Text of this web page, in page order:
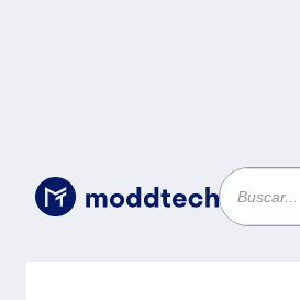
Sin categoría/Barra de
monitor